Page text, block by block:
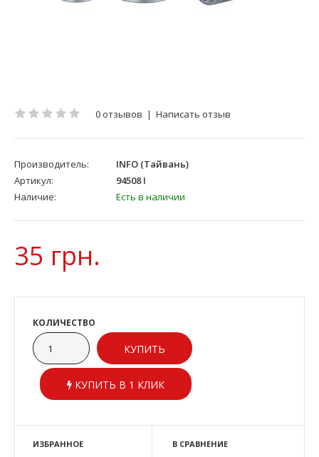
0 отзывов | Написать отзыв
Производитель:
INFO (Тайвань)
Артикул:
94508 I
Наличие:
Есть в наличии
35 грн.
КОЛИЧЕСТВО
КУПИТЬ В 1 КЛИК
ИЗБРАННОЕ В СРАВНЕНИЕ